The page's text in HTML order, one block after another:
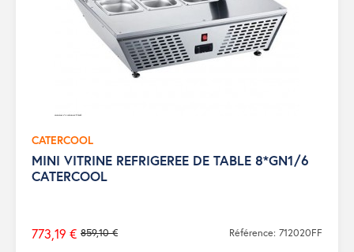
CATERCOOL
MINI VITRINE REFRIGEREE DE TABLE 8*GN1/6
CATERCOOL
Prix
859,10 €
773,19 € Référence: 712020FF